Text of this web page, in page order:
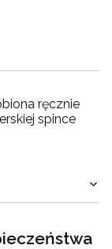
ręcznie
spince